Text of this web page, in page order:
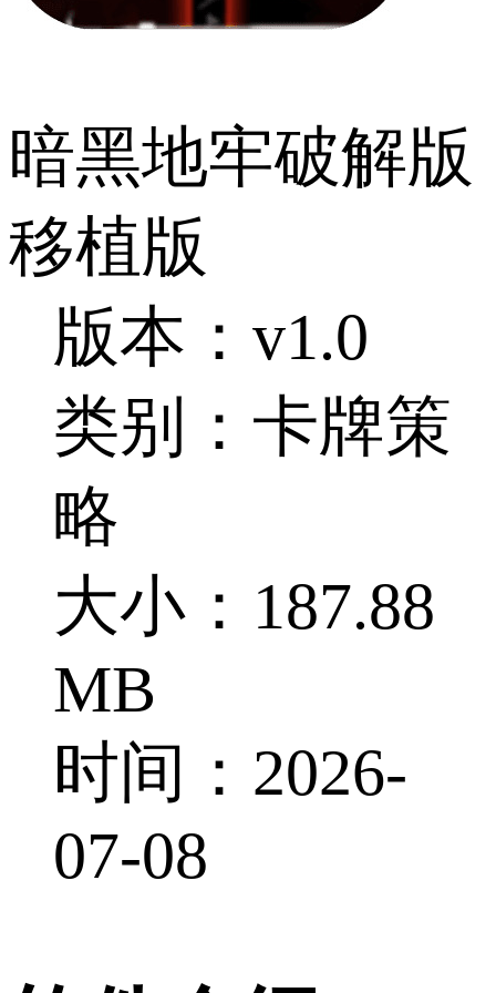
暗黑地牢破解版
移植版
版本：v1.0
类别：卡牌策
略
大小：187.88
MB
时间：2026-
07-08